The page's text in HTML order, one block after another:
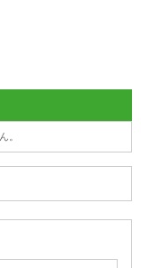
。